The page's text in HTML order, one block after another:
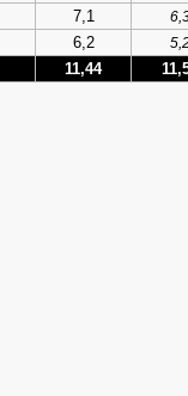
7,1
6,2
11,44